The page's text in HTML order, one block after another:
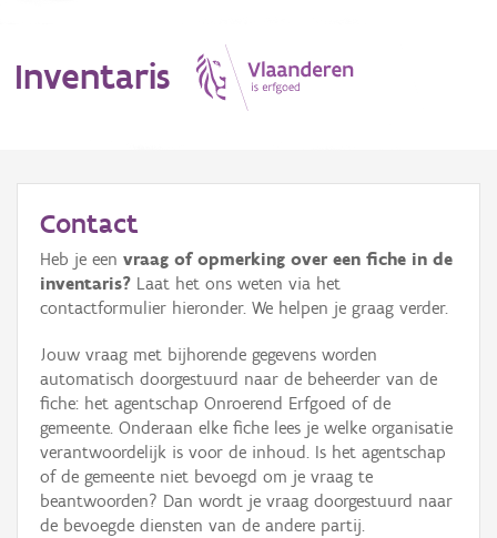
Inventaris
Erfgoedobject
Aanduidingsobject
Waarneming
Thema
Gebeurtenis
Persoon of collectief
Contact
Heb je een vraag of opmerking over een fiche in de
inventaris? Laat het ons weten via het
contactformulier hieronder. We helpen je graag verder.
Jouw vraag met bijhorende gegevens worden
automatisch doorgestuurd naar de beheerder van de
fiche: het agentschap Onroerend Erfgoed of de
gemeente. Onderaan elke fiche lees je welke organisatie
verantwoordelijk is voor de inhoud. Is het agentschap
of de gemeente niet bevoegd om je vraag te
beantwoorden? Dan wordt je vraag doorgestuurd naar
de bevoegde diensten van de andere partij.